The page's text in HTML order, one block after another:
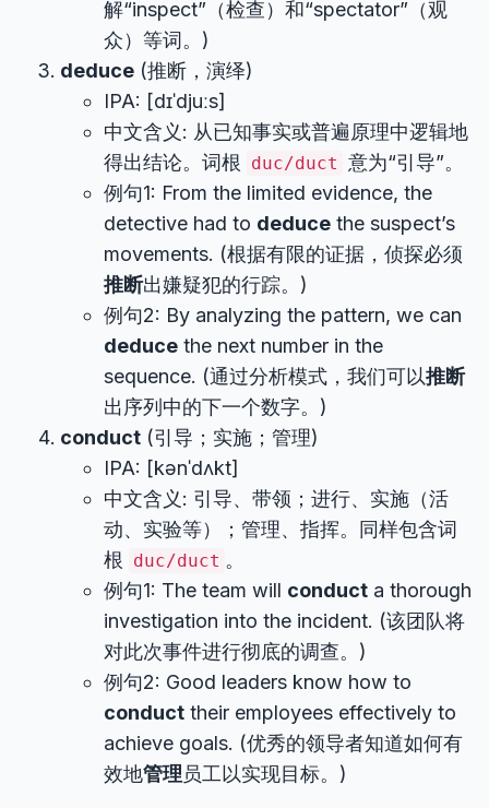
解“inspect”（检查）和“spectator”（观
众）等词。)
deduce (推断，演绎)
IPA: [dɪˈdjuːs]
中文含义: 从已知事实或普遍原理中逻辑地
得出结论。词根 duc/duct 意为“引导”。
例句1: From the limited evidence, the
detective had to deduce the suspect’s
movements. (根据有限的证据，侦探必须
推断出嫌疑犯的行踪。)
例句2: By analyzing the pattern, we can
deduce the next number in the
sequence. (通过分析模式，我们可以推断
出序列中的下一个数字。)
conduct (引导；实施；管理)
IPA: [kənˈdʌkt]
中文含义: 引导、带领；进行、实施（活
动、实验等）；管理、指挥。同样包含词
根 duc/duct 。
例句1: The team will conduct a thorough
investigation into the incident. (该团队将
对此次事件进行彻底的调查。)
例句2: Good leaders know how to
conduct their employees effectively to
achieve goals. (优秀的领导者知道如何有
效地管理员工以实现目标。)